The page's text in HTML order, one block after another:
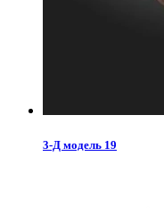
3-Д модель 19